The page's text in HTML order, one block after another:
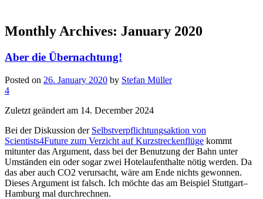
Monthly Archives: January 2020
Aber die Übernachtung!
Posted on 26. January 2020 by Stefan Müller
4
Zuletzt geändert am 14. December 2024
Bei der Diskussion der Selbstverpflichtungsaktion von
Scientists4Future zum Verzicht auf Kurzstreckenflüge kommt
mitunter das Argument, dass bei der Benutzung der Bahn unter
Umständen ein oder sogar zwei Hotelaufenthalte nötig werden. Da
das aber auch CO2 verursacht, wäre am Ende nichts gewonnen.
Dieses Argument ist falsch. Ich möchte das am Beispiel Stuttgart–
Hamburg mal durchrechnen.